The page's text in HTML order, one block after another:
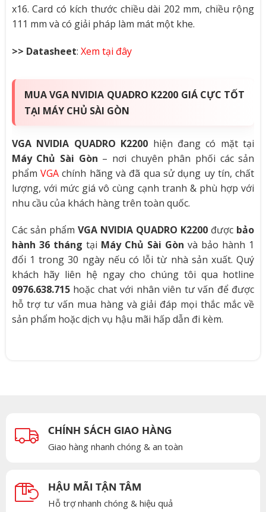
x16. Card có kích thước chiều dài 202 mm, chiều rộng
111 mm và có giải pháp làm mát một khe.
>> Datasheet: Xem tại đây
MUA VGA NVIDIA QUADRO K2200 GIÁ CỰC TỐT
TẠI MÁY CHỦ SÀI GÒN
VGA NVIDIA QUADRO K2200 hiện đang có mặt tại
Máy Chủ Sài Gòn – nơi chuyên phân phối các sản
phẩm VGAchính hãng và đã qua sử dụng uy tín, chất
lượng, với mức giá vô cùng cạnh tranh & phù hợp với
nhu cầu của khách hàng trên toàn quốc.
Các sản phẩm VGA NVIDIA QUADRO K2200 được bảo
hành 36 tháng tại Máy Chủ Sài Gòn và bảo hành 1
đổi 1 trong 30 ngày nếu có lỗi từ nhà sản xuất. Quý
khách hãy liên hệ ngay cho chúng tôi qua hotline
0976.638.715hoặc chat với nhân viên tư vấn để được
hỗ trợ tư vấn mua hàng và giải đáp mọi thắc mắc về
sản phẩm hoặc dịch vụ hậu mãi hấp dẫn đi kèm.
CHÍNH SÁCH GIAO HÀNG
Giao hàng nhanh chóng & an toàn
HẬU MÃI TẬN TÂM
Hỗ trợ nhanh chóng & hiệu quả